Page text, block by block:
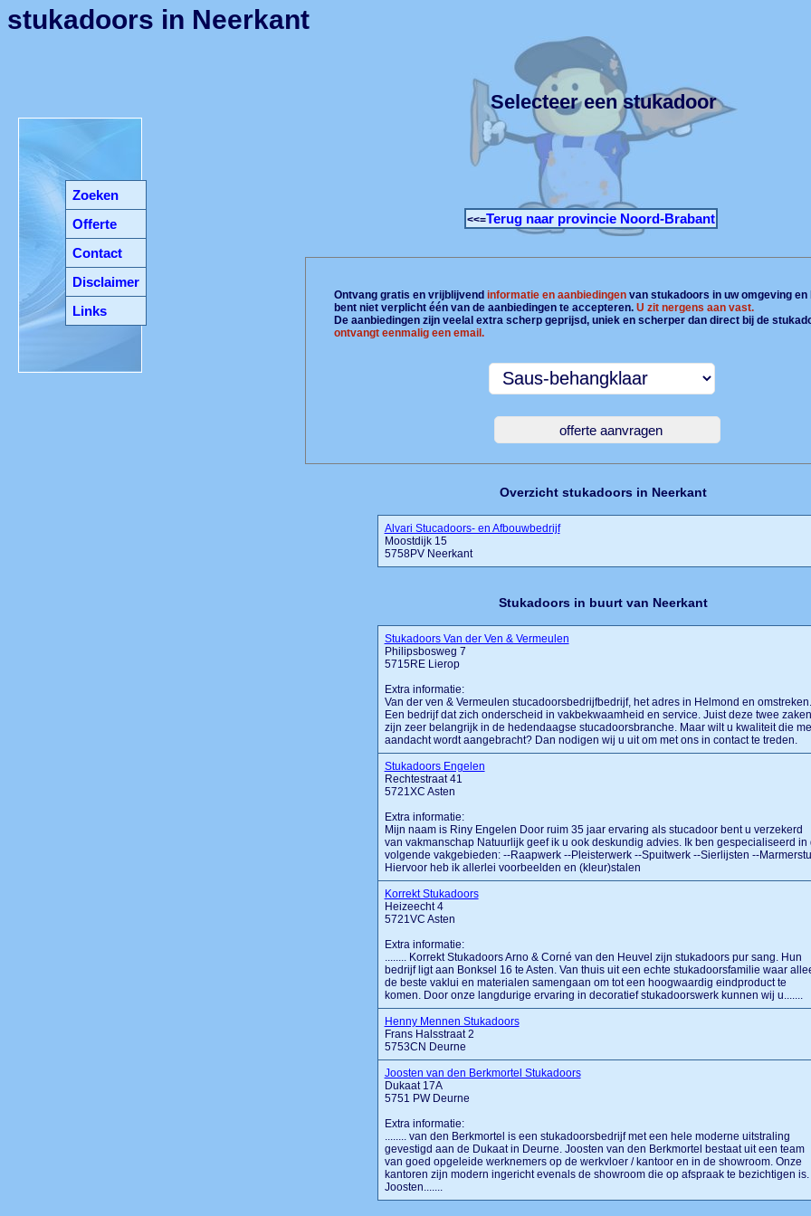
Zoeken
Offerte
Contact
Disclaimer
Links
stukadoors in Neerkant
Selecteer een stukadoor
<<=Terug naar provincie Noord-Brabant
Ontvang gratis en vrijblijvend informatie en aanbiedingenvan stukadoors in uw omgeving en
bent niet verplicht één van de aanbiedingen te accepteren. U zit nergens aan vast.
De aanbiedingen zijn veelal extra scherp geprijsd, uniek en scherper dan direct bij de
ontvangt eenmalig een email.
Overzicht stukadoors in Neerkant
Alvari Stucadoors- en Afbouwbedrijf
Moostdijk 15
5758PV Neerkant
Stukadoors in buurt van Neerkant
Stukadoors Van der Ven & Vermeulen
Philipsbosweg 7
5715RE Lierop
Extra informatie:
Van der ven & Vermeulen stucadoorsbedrijfbedrijf, het adres in Helmond en omstreken.
Een bedrijf dat zich onderscheid in vakbekwaamheid en service. Juist deze twee zaken
zijn zeer belangrijk in de hedendaagse stucadoorsbranche. Maar wilt u kwaliteit die
aandacht wordt aangebracht? Dan nodigen wij u uit om met ons in contact te treden.
Stukadoors Engelen
Rechtestraat 41
5721XC Asten
Extra informatie:
Mijn naam is Riny Engelen Door ruim 35 jaar ervaring als stucadoor bent u verzekerd
van vakmanschap Natuurlijk geef ik u ook deskundig advies. Ik ben gespecialiseerd in
volgende vakgebieden: --Raapwerk --Pleisterwerk --Spuitwerk --Sierlijsten --
Hiervoor heb ik allerlei voorbeelden en (kleur)stalen
Korrekt Stukadoors
Heizeecht 4
5721VC Asten
Extra informatie:
........ Korrekt Stukadoors Arno & Corné van den Heuvel zijn stukadoors pur sang. Hun
bedrijf ligt aan Bonksel 16 te Asten. Van thuis uit een echte stukadoorsfamilie waar
de beste vaklui en materialen samengaan om tot een hoogwaardig eindproduct te
komen. Door onze langdurige ervaring in decoratief stukadoorswerk kunnen wij u.......
Henny Mennen Stukadoors
Frans Halsstraat 2
5753CN Deurne
Joosten van den Berkmortel Stukadoors
Dukaat 17A
5751 PW Deurne
Extra informatie:
........ van den Berkmortel is een stukadoorsbedrijf met een hele moderne uitstraling
gevestigd aan de Dukaat in Deurne. Joosten van den Berkmortel bestaat uit een team
van goed opgeleide werknemers op de werkvloer / kantoor en in de showroom. Onze
kantoren zijn modern ingericht evenals de showroom die op afspraak te bezichtigen is.
Joosten.......